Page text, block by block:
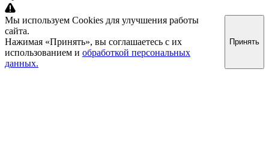
Мы используем Cookies для улучшения работы
сайта.
Нажимая «Принять», вы соглашаетесь с их
использованием и обработкой персональных
данных.
Принять